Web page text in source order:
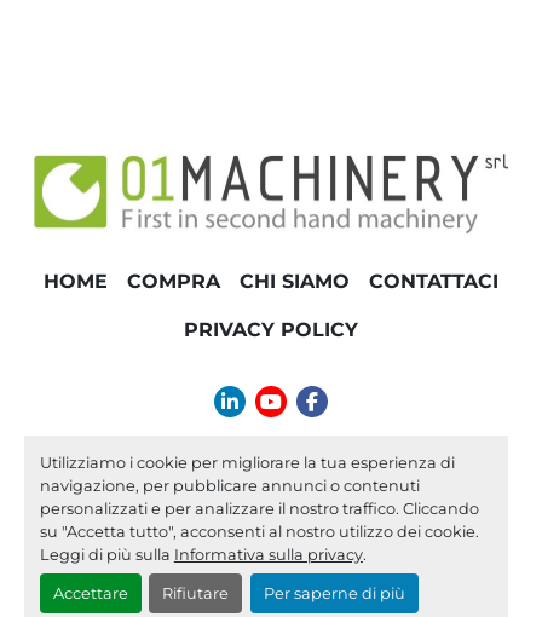
Utilizziamo i cookie per migliorare la tua esperienza di
navigazione, per pubblicare annunci o contenuti
personalizzati e per analizzare il nostro traffico. Cliccando
su "Accetta tutto", acconsenti al nostro utilizzo dei cookie.
Leggi di più sulla Informativa sulla privacy.
Accettare Rifiutare Per saperne di più
HOME COMPRA CHI SIAMO CONTATTACI
PRIVACY POLICY
linkedinyoutubefacebook
info@01machinery.com
Machinio Systemsito web diMachinio
Personalizza le preferenze sui Cookies